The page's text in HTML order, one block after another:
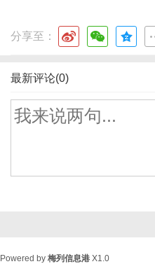
分享至：
最新评论(0)
Powered by 梅列信息港 X1.0